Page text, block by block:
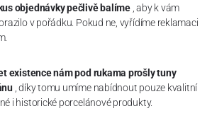
objednávky pečlivě balíme , aby k vám
v pořádku. Pokud ne, vyřídíme reklamaci
existence nám pod rukama prošly tuny
, díky tomu umíme nabídnout pouze kvalitní
i historické porcelánové produkty.